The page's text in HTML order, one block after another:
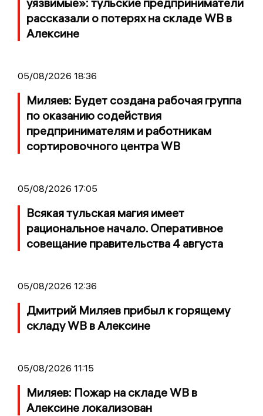
рассказали о потерях на складе WB в
Алексине
05/08/2026 18:36
Миляев: Будет создана рабочая группа
по оказанию содействия
предпринимателям и работникам
сортировочного центра WB
05/08/2026 17:05
Всякая тульская магия имеет
рациональное начало. Оперативное
совещание правительства 4 августа
05/08/2026 12:36
Дмитрий Миляев прибыл к горящему
складу WB в Алексине
05/08/2026 11:15
Миляев: Пожар на складе WB в
Алексине локализован